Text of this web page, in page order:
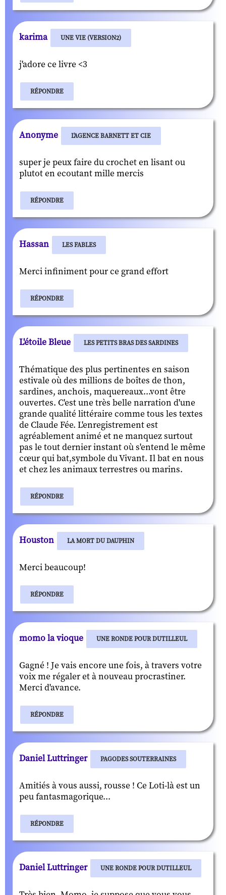
karima UNE VIE (VERSION2)
j'adore ce livre <3
RÉPONDRE
Anonyme L'AGENCE BARNETT ET CIE
super je peux faire du crochet en lisant ou
plutot en ecoutant mille mercis
RÉPONDRE
Hassan LES FABLES
Merci infiniment pour ce grand effort
RÉPONDRE
L'étoile Bleue LES PETITS BRAS DES SARDINES
Thématique des plus pertinentes en saison
estivale où des millions de boîtes de thon,
sardines, anchois, maquereaux...vont être
ouvertes. C'est une très belle narration d'une
grande qualité littéraire comme tous les textes
de Claude Fée. L'enregistrement est
agréablement animé et ne manquez surtout
pas le tout dernier instant où s'entend le même
cœur qui bat,symbole du Vivant. Il bat en nous
et chez les animaux terrestres ou marins.
RÉPONDRE
Houston LA MORT DU DAUPHIN
Merci beaucoup!
RÉPONDRE
momo la vioque UNE RONDE POUR DUTILLEUL
Gagné ! Je vais encore une fois, à travers votre
voix me régaler et à nouveau procrastiner.
Merci d'avance.
RÉPONDRE
Daniel Luttringer PAGODES SOUTERRAINES
Amitiés à vous aussi, rousse ! Ce Loti-là est un
peu fantasmagorique...
RÉPONDRE
Daniel Luttringer UNE RONDE POUR DUTILLEUL